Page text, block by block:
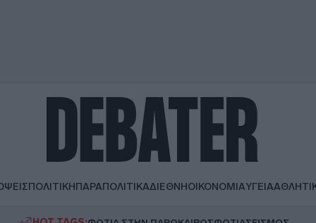
ΠΟΛΙΤΙΚΗΠΑΡΑΠΟΛΙΤΙΚΑΔΙΕΘΝΗΟΙΚΟΝΟΜΙΑΥΓΕΙΑ